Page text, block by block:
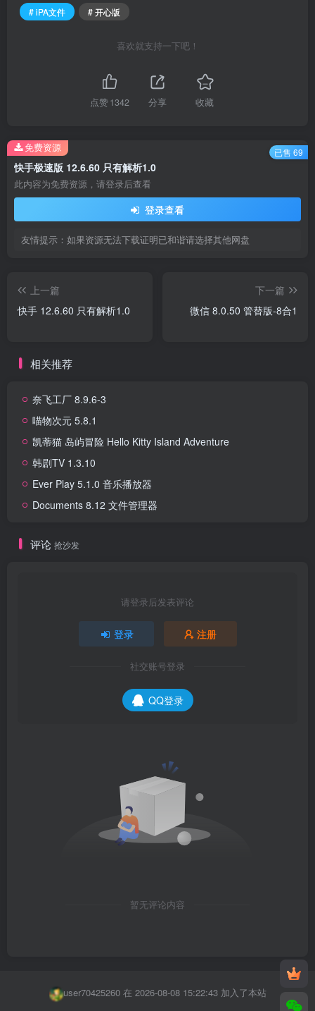
# iPA文件
# 开心版
喜欢就支持一下吧！
点赞1342 分享 收藏
快手极速版 12.6.60 只有解析1.0
此内容为免费资源，请登录后查看
登录查看
友情提示：如果资源无法下载证明已和谐请选择其他网盘
免费资源 已售 69
上一篇
快手 12.6.60 只有解析1.0
下一篇
微信 8.0.50 管替版-8合1
相关推荐
奈飞工厂 8.9.6-3
喵物次元 5.8.1
凯蒂猫 岛屿冒险 Hello Kitty Island Adventure
韩剧TV 1.3.10
Ever Play 5.1.0 音乐播放器
Documents 8.12 文件管理器
评论 抢沙发
请登录后发表评论
登录 注册
社交账号登录
QQ登录
暂无评论内容
user70425260 在 2026-08-08 15:22:43 加入了本站